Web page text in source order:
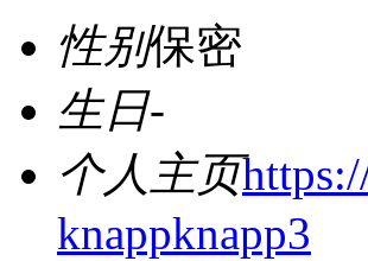
性别保密
生日-
个人主页
knappknapp3